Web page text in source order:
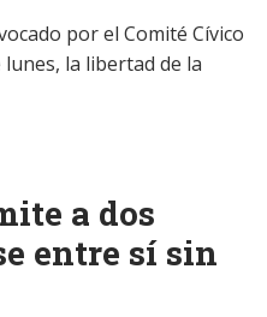
por el Comité Cívico
la libertad de la
a dos
entre sí sin